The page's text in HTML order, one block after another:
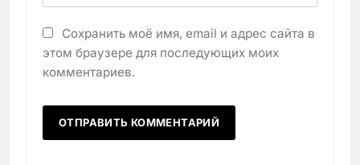
Сохранить моё имя, email и адрес сайта в
этом браузере для последующих моих
комментариев.